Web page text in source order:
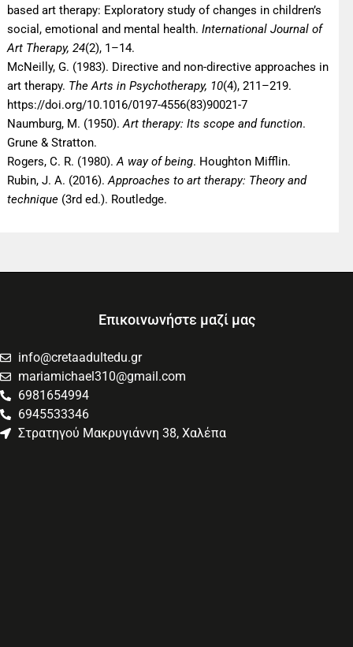
based art therapy: Exploratory study of changes in children’s
social, emotional and mental health.International Journal of
Art Therapy, 24(2), 1–14.
McNeilly, G. (1983). Directive and non-directive approaches in
art therapy. The Arts in Psychotherapy, 10(4), 211–219.
https://doi.org/10.1016/0197-4556(83)90021-7
Naumburg, M. (1950).Art therapy: Its scope and function.
Grune & Stratton.
Rogers, C. R. (1980).A way of being. Houghton Mifflin.
Rubin, J. A. (2016).Approaches to art therapy: Theory and
technique (3rd ed.). Routledge.
Επικοινωνήστε μαζί μας
info@cretaadultedu.gr
mariamichael310@gmail.com
6981654994
6945533346
Στρατηγού Μακρυγιάννη 38, Χαλέπα